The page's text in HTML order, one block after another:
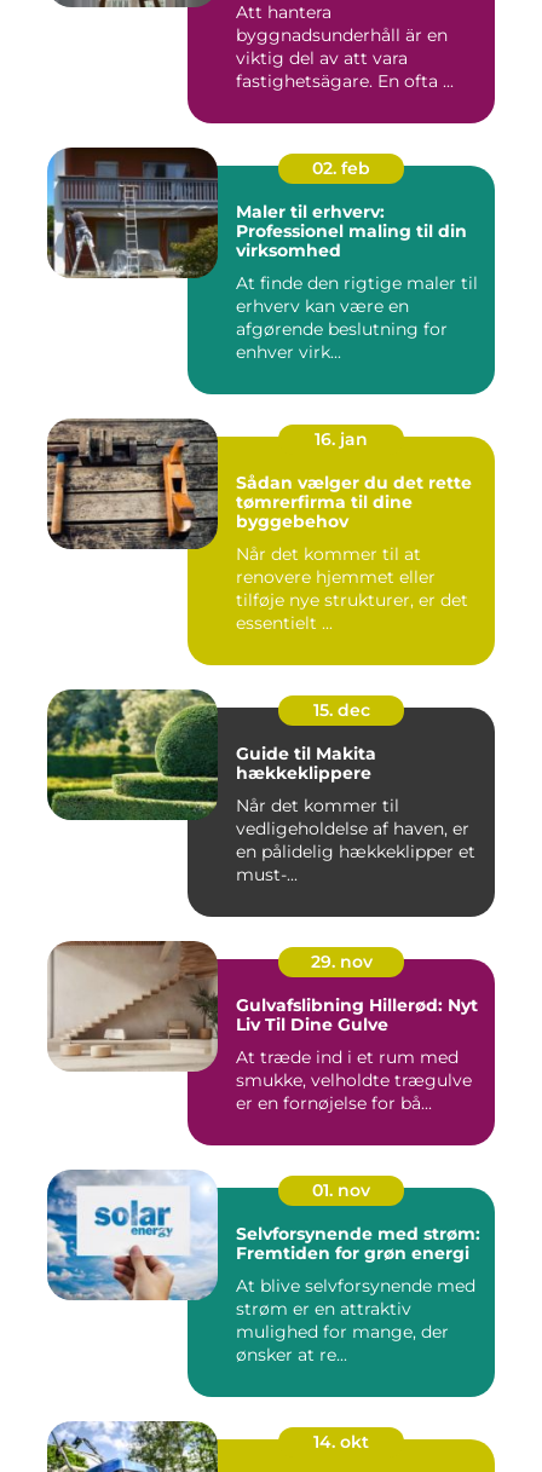
Att hantera
byggnadsunderhåll är en
viktig del av att vara
fastighetsägare. En ofta ...
02. feb
Maler til erhverv:
Professionel maling til din
virksomhed
At finde den rigtige maler til
erhverv kan være en
afgørende beslutning for
enhver virk...
16. jan
Sådan vælger du det rette
tømrerfirma til dine
byggebehov
Når det kommer til at
renovere hjemmet eller
tilføje nye strukturer, er det
essentielt ...
15. dec
Guide til Makita
hækkeklippere
Når det kommer til
vedligeholdelse af haven, er
en pålidelig hækkeklipper et
must-...
29. nov
Gulvafslibning Hillerød: Nyt
Liv Til Dine Gulve
At træde ind i et rum med
smukke, velholdte trægulve
er en fornøjelse for bå...
01. nov
Selvforsynende med strøm:
Fremtiden for grøn energi
At blive selvforsynende med
strøm er en attraktiv
mulighed for mange, der
ønsker at re...
14. okt